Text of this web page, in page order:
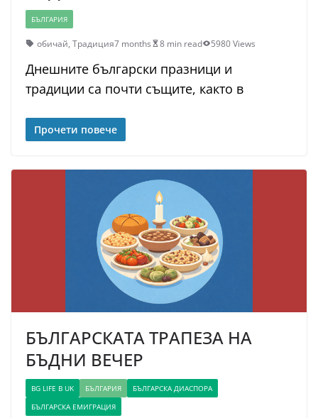
БЪЛГАРИЯ
обичай, Традиция7 months 8 min read 5980 Views
Днешните български празници и
традиции са почти същите, както в
Прочети повече
БЪЛГАРСКАТА ТРАПЕЗА НА
БЪДНИ ВЕЧЕР
BG LIFE В UK БЪЛГАРИЯ
БЪЛГАРСКА ДИАСПОРА
БЪЛГАРСКА ЕМИГРАЦИЯ